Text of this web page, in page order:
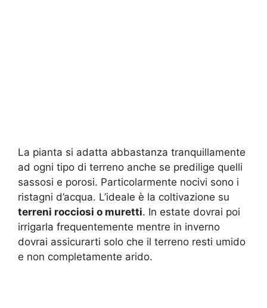
La pianta si adatta abbastanza tranquillamente
ad ogni tipo di terreno anche se predilige quelli
sassosi e porosi. Particolarmente nocivi sono i
ristagni d’acqua. L’ideale è la coltivazione su
terreni rocciosi o muretti. In estate dovrai poi
irrigarla frequentemente mentre in inverno
dovrai assicurarti solo che il terreno resti umido
e non completamente arido.